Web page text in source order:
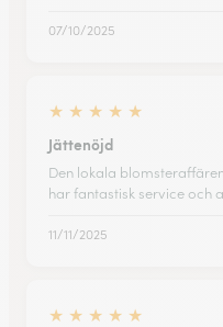
07/10/2025
★ ★ ★ ★ ★
Jättenöjd
Den lokala
har fantastisk service och
11/11/2025
★ ★ ★ ★ ★